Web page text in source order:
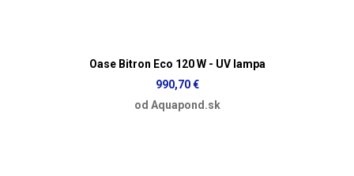
Oase Bitron Eco 120 W - UV lampa
990,70 €
od Aquapond.sk